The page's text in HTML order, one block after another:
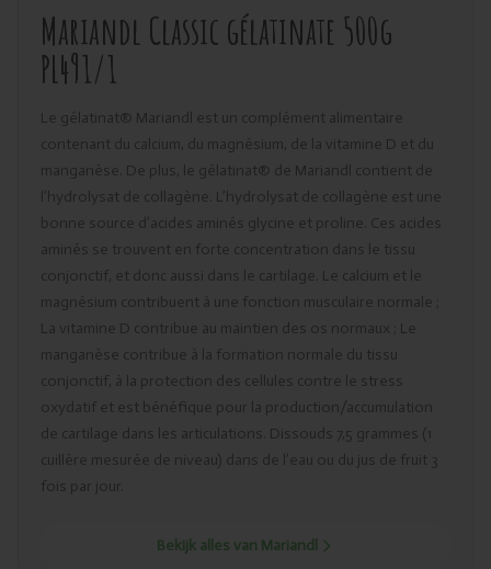
Mariandl Classic gélatinate 500g
PL491/1
Le gélatinat® Mariandl est un complément alimentaire
contenant du calcium, du magnésium, de la vitamine D et du
manganèse. De plus, le gélatinat® de Mariandl contient de
l’hydrolysat de collagène. L’hydrolysat de collagène est une
bonne source d’acides aminés glycine et proline. Ces acides
aminés se trouvent en forte concentration dans le tissu
conjonctif, et donc aussi dans le cartilage. Le calcium et le
magnésium contribuent à une fonction musculaire normale ;
La vitamine D contribue au maintien des os normaux ; Le
manganèse contribue à la formation normale du tissu
conjonctif, à la protection des cellules contre le stress
oxydatif et est bénéfique pour la production/accumulation
de cartilage dans les articulations. Dissouds 7,5 grammes (1
cuillère mesurée de niveau) dans de l’eau ou du jus de fruit 3
fois par jour.
Bekijk alles van Mariandl